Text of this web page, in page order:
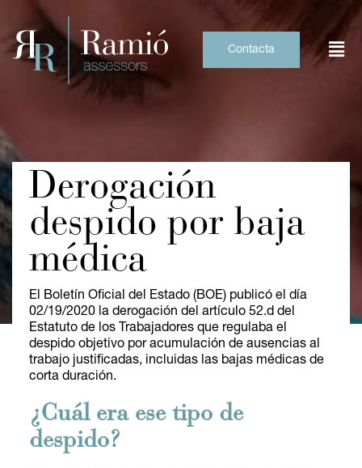
content
Contacta
Derogación
despido por baja
médica
El Boletín Oficial del Estado (BOE) publicó el día
02/19/2020 la derogación del artículo 52.d del
Estatuto de los Trabajadores que regulaba el
despido objetivo por acumulación de ausencias al
trabajo justificadas, incluidas las bajas médicas de
corta duración.
¿Cuál era ese tipo de
despido?